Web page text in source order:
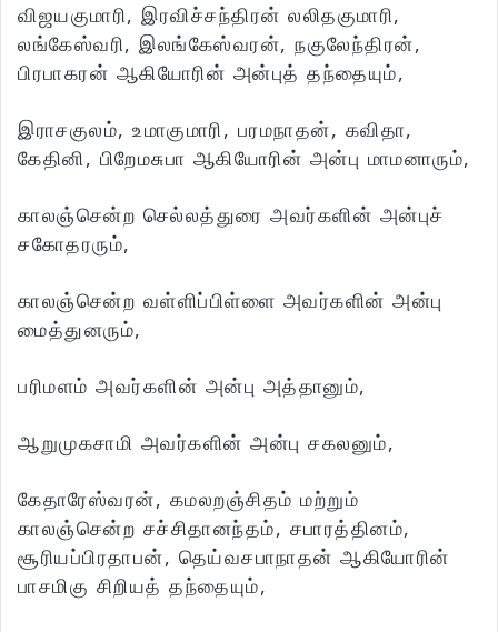
விஜயகுமாரி, இரவிச்சந்திரன் லலிதகுமாரி,
லங்கேஸ்வரி, இலங்கேஸ்வரன், நகுலேந்திரன்,
பிரபாகரன் ஆகியோரின் அன்புத் தந்தையும்,
இராசகுலம், உமாகுமாரி, பரமநாதன், கவிதா,
கேதினி, பிறேமசுபா ஆகியோரின் அன்பு மாமனாரும்,
காலஞ்சென்ற செல்லத்துரை அவர்களின் அன்புச்
சகோதரரும்,
காலஞ்சென்ற வள்ளிப்பிள்ளை அவர்களின் அன்பு
மைத்துனரும்,
பரிமளம் அவர்களின் அன்பு அத்தானும்,
ஆறுமுகசாமி அவர்களின் அன்பு சகலனும்,
கேதாரேஸ்வரன், கமலறஞ்சிதம் மற்றும்
காலஞ்சென்ற சச்சிதானந்தம், சபாரத்தினம்,
சூரியப்பிரதாபன், தெய்வசபாநாதன் ஆகியோரின்
பாசமிகு சிறியத் தந்தையும்,